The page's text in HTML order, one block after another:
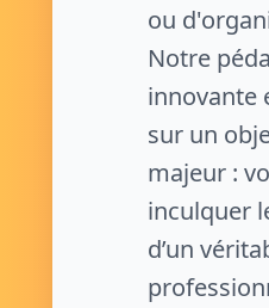
ou
Notre
innovante
sur un
majeur :
inculquer
d’un